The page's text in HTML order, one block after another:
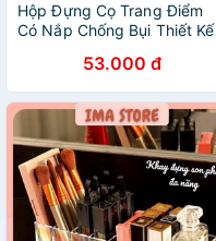
Hộp Đựng Cọ Trang Điểm
Có Nắp Chống Bụi Thiết Kế
Nước Tiện Lợi53.000 đ